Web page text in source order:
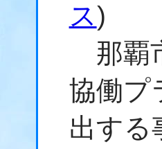
ス)
那覇
協働プ
出する